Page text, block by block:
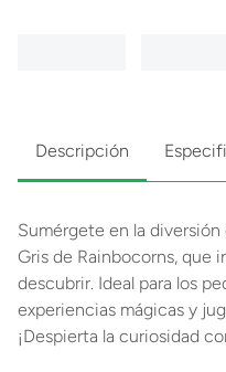
Descripción
Sumérgete en la
Gris de Rainbocorns, que
descubrir. Ideal para los
experiencias mágicas y
¡Despierta la curiosidad